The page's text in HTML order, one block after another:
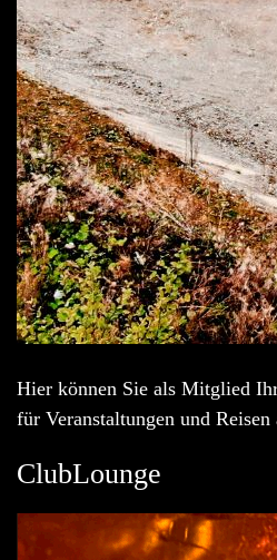
Hier können Sie als Mitglied
für Veranstaltungen und Reisen
ClubLounge